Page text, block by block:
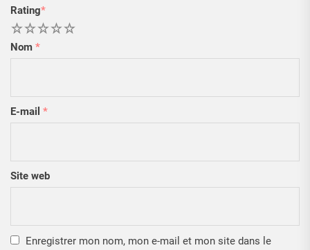
Rating*
5
4
3
2
Nom *
E-mail *
Site web
Enregistrer mon nom, mon e-mail et mon site dans le